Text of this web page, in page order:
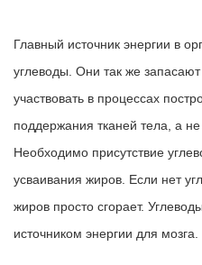
Главный источник энергии в
углеводы. Они так же
участвовать в процессах
поддержания тканей тела, а
Необходимо присутствие
усваивания жиров. Если нет
жиров просто сгорает.
источником энергии для мозга.